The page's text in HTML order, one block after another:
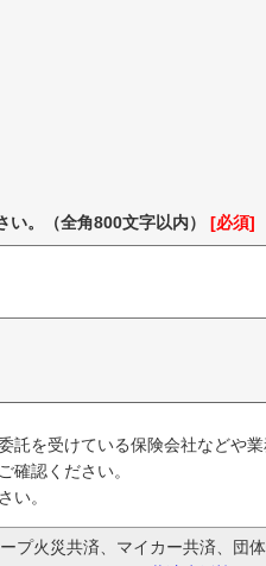
い。（全角800文字以内） [必須]
託を受けている保険会社など
確認ください。
い。
プ火災共済、マイカー共済、団